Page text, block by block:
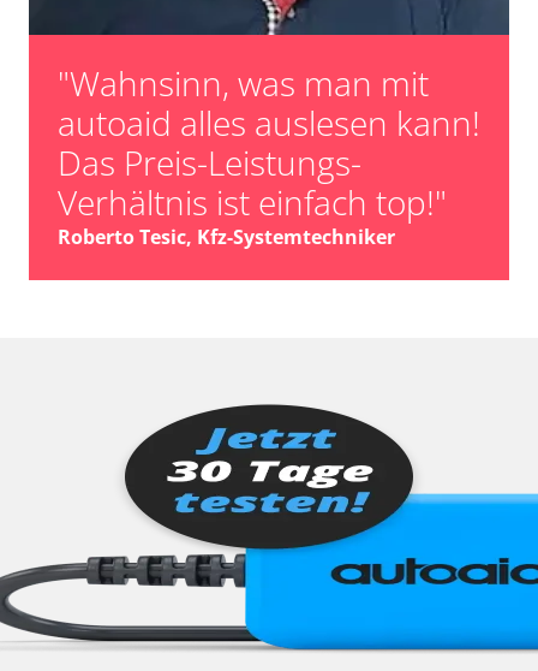
"Wahnsinn, was man mit
autoaid alles auslesen kann!
Das Preis-Leistungs-
Verhältnis ist einfach top!"
Roberto Tesic, Kfz-Systemtechniker